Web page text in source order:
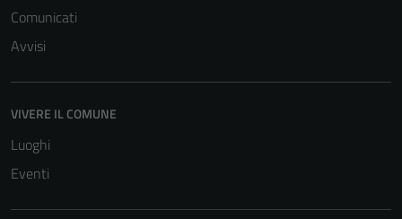
Comunicati
Avvisi
VIVERE IL COMUNE
Luoghi
Eventi